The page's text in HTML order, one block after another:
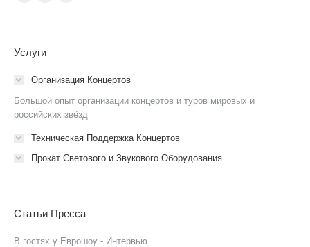
в
в
Услуги
Организация Концертов
Большой опыт организации концертов и туров мировых и
российских звёзд
Техническая Поддержка Концертов
Прокат Светового и Звукового Оборудования
Статьи Пресса
В гостях у Еврошоу - Интервью